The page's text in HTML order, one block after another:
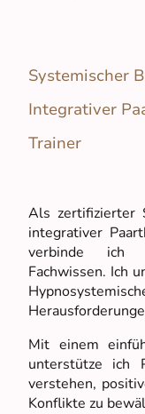
Systemischer
Integrativer
Trainer
Als zertifizierter
integrativer
verbinde ich
Fachwissen. Ich
Mit einem
unterstütze ich
verstehen,
Konflikte zu